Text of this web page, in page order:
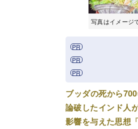
写真はイメー
ブッダの死から
論破したインド人
影響を与えた思想